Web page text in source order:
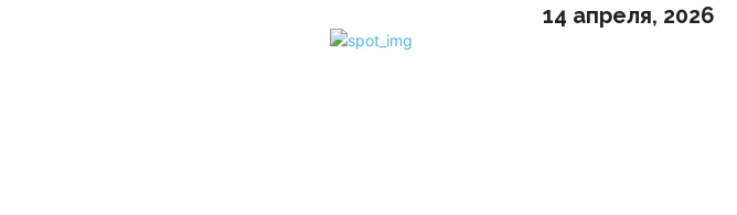
14 апреля, 2026